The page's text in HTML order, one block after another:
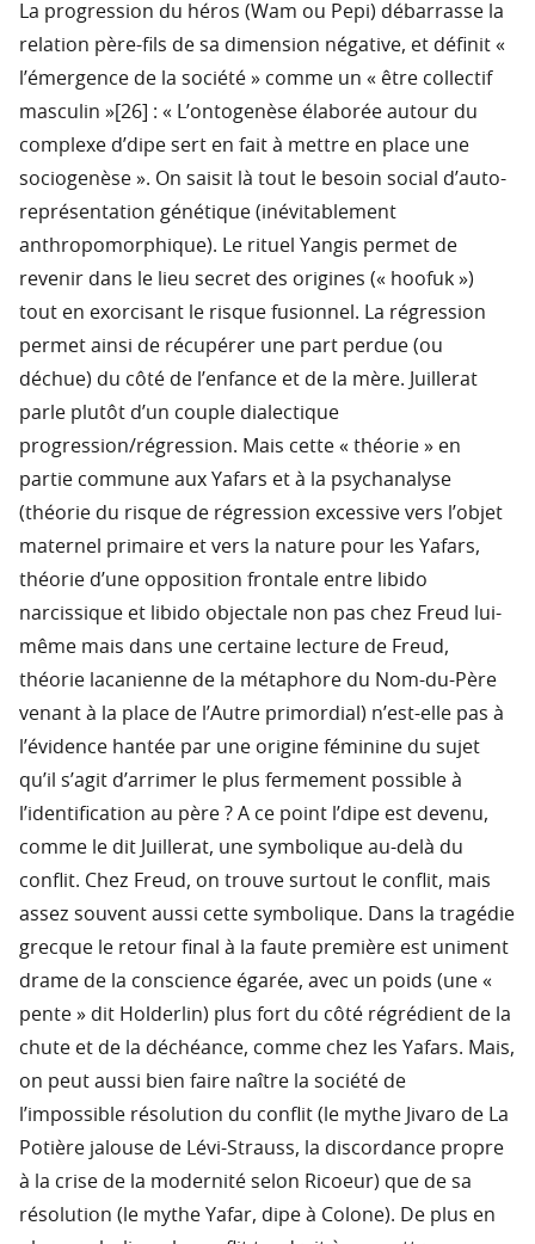
La progression du héros (Wam ou Pepi) débarrasse la
relation père-fils de sa dimension négative, et définit «
l’émergence de la société » comme un « être collectif
masculin »[26] : « L’ontogenèse élaborée autour du
complexe d’dipe sert en fait à mettre en place une
sociogenèse ». On saisit là tout le besoin social d’auto-
représentation génétique (inévitablement
anthropomorphique). Le rituel Yangis permet de
revenir dans le lieu secret des origines (« hoofuk »)
tout en exorcisant le risque fusionnel. La régression
permet ainsi de récupérer une part perdue (ou
déchue) du côté de l’enfance et de la mère. Juillerat
parle plutôt d’un couple dialectique
progression/régression. Mais cette « théorie » en
partie commune aux Yafars et à la psychanalyse
(théorie du risque de régression excessive vers l’objet
maternel primaire et vers la nature pour les Yafars,
théorie d’une opposition frontale entre libido
narcissique et libido objectale non pas chez Freud lui-
même mais dans une certaine lecture de Freud,
théorie lacanienne de la métaphore du Nom-du-Père
venant à la place de l’Autre primordial) n’est-elle pas à
l’évidence hantée par une origine féminine du sujet
qu’il s’agit d’arrimer le plus fermement possible à
l’identification au père ? A ce point l’dipe est devenu,
comme le dit Juillerat, une symbolique au-delà du
conflit. Chez Freud, on trouve surtout le conflit, mais
assez souvent aussi cette symbolique. Dans la tragédie
grecque le retour final à la faute première est uniment
drame de la conscience égarée, avec un poids (une «
pente » dit Holderlin) plus fort du côté régrédient de la
chute et de la déchéance, comme chez les Yafars. Mais,
on peut aussi bien faire naître la société de
l’impossible résolution du conflit (le mythe Jivaro de La
Potière jalouse de Lévi-Strauss, la discordance propre
à la crise de la modernité selon Ricoeur) que de sa
résolution (le mythe Yafar, dipe à Colone). De plus en